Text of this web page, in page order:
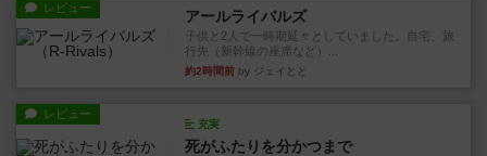
レビュー アールライバルズ
子供と2人で一時期延々としていました。自宅、旅
行先（新幹線の座席など）...
約2時間前 by ジェイとと
レビュー
充実
死がふたりを分かつまで